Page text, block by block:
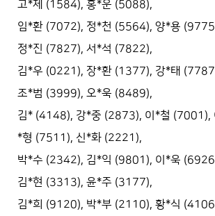
고*제 (1584), 홍*운 (5088),
임*환 (7072), 정*천 (5564), 양*용
정*진 (7827), 서*석 (7822),
김*우 (0221), 장*환 (1377), 강*태
조*범 (3999), 오*욱 (8489),
김* (4148), 강*중 (2873), 이*철 (7001),
*형 (7511), 신*화 (2221),
박*수 (2342), 김*익 (9801), 이*욱
김*현 (3313), 윤*주 (3177),
김*희 (9120), 박*부 (2110), 황*식